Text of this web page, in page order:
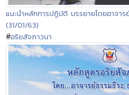
แนะนำหลักการปฏิบัติ บรรยายโดยอาจาร
(31/01/63)
#อริยสัจภาวนา